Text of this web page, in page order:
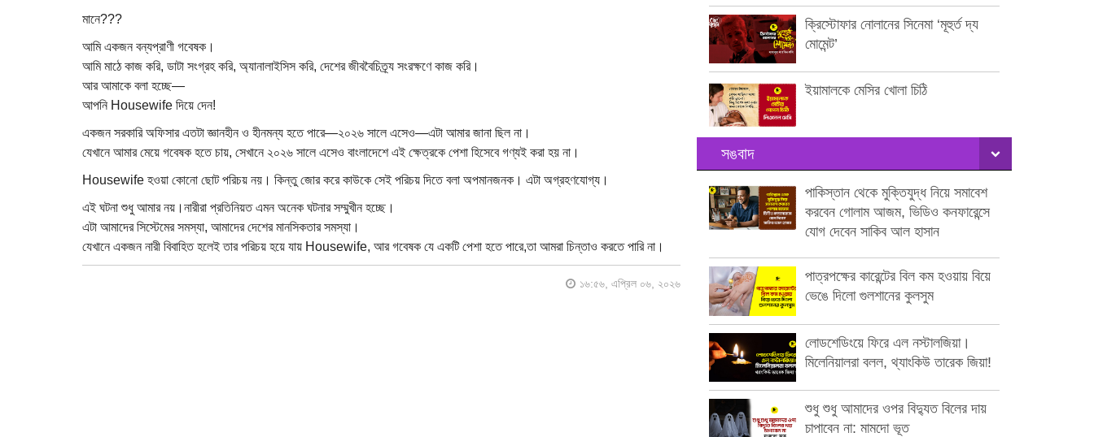
মানে???
আমি একজন বন্যপ্রাণী গবেষক।
আমি মাঠে কাজ করি, ডাটা সংগ্রহ করি, অ্যানালাইসিস করি, দেশের জীববৈচিত্র্য সংরক্ষণে কাজ করি।
আর আমাকে বলা হচ্ছে—
আপনি Housewife দিয়ে দেন!
একজন সরকারি অফিসার এতটা জ্ঞানহীন ও হীনমন্য হতে পারে—২০২৬ সালে এসেও—এটা আমার জানা ছিল না।
যেখানে আমার মেয়ে গবেষক হতে চায়, সেখানে ২০২৬ সালে এসেও বাংলাদেশে এই ক্ষেত্রকে পেশা হিসেবে গণ্যই করা হয় না।
Housewife হওয়া কোনো ছোট পরিচয় নয়। কিন্তু জোর করে কাউকে সেই পরিচয় দিতে বলা অপমানজনক। এটা অগ্রহণযোগ্য।
এই ঘটনা শুধু আমার নয়।নারীরা প্রতিনিয়ত এমন অনেক ঘটনার সম্মুখীন হচ্ছে।
এটা আমাদের সিস্টেমের সমস্যা, আমাদের দেশের মানসিকতার সমস্যা।
যেখানে একজন নারী বিবাহিত হলেই তার পরিচয় হয়ে যায় Housewife, আর গবেষক যে একটি পেশা হতে পারে,তা আমরা চিন্তাও করতে পারি না।
১৬:৫৬, এপ্রিল ০৬, ২০২৬
ক্রিস্টোফার নোলানের সিনেমা ‘মূহুর্ত দ্য
মোমেন্ট’
ইয়ামালকে মেসির খোলা চিঠি
সঙবাদ
পাকিস্তান থেকে মুক্তিযুদ্ধ নিয়ে সমাবেশ
করবেন গোলাম আজম, ভিডিও কনফারেন্সে
যোগ দেবেন সাকিব আল হাসান
পাত্রপক্ষের কারেন্টের বিল কম হওয়ায় বিয়ে
ভেঙে দিলো গুলশানের কুলসুম
লোডশেডিংয়ে ফিরে এল নস্টালজিয়া।
মিলেনিয়ালরা বলল, থ্যাংকিউ তারেক জিয়া!
শুধু শুধু আমাদের ওপর বিদ্যুত বিলের দায়
চাপাবেন না: মামদো ভূত